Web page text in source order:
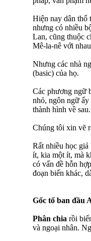
Hiện nay dân thổ
nhưng có nhiều
Lan, cũng thuộc
Mê-la-nê với
Nhưng các nhà
(basic) của họ.
Các phương ngữ
nhỏ, ngôn ngữ
thành hình về sau.
Chúng tôi xin vẽ
Rất nhiều học
ít, kia một ít, mà
có vấn đề hỗn
đoạn biến khác,
Gốc tổ ban đầu
Phân chia rồi
và ngoại nhân.